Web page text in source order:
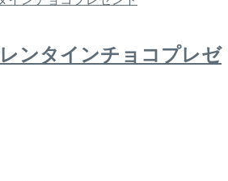
ンタインチョコプレゼ